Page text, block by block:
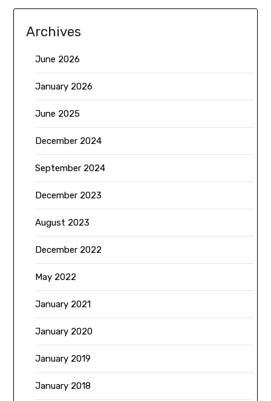
Archives
June 2026
January 2026
June 2025
December 2024
September 2024
December 2023
August 2023
December 2022
May 2022
January 2021
January 2020
January 2019
January 2018